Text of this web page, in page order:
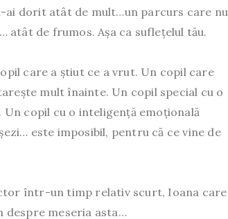
ai dorit atât de mult…un parcurs care nu
atât de frumos. Așa ca suflețelul tău.
care a știut ce a vrut. Un copil care
mult înainte. Un copil special cu o
Un copil cu o inteligență emoțională
este imposibil, pentru că ce vine de
într-un timp relativ scurt, Ioana care
despre meseria asta…